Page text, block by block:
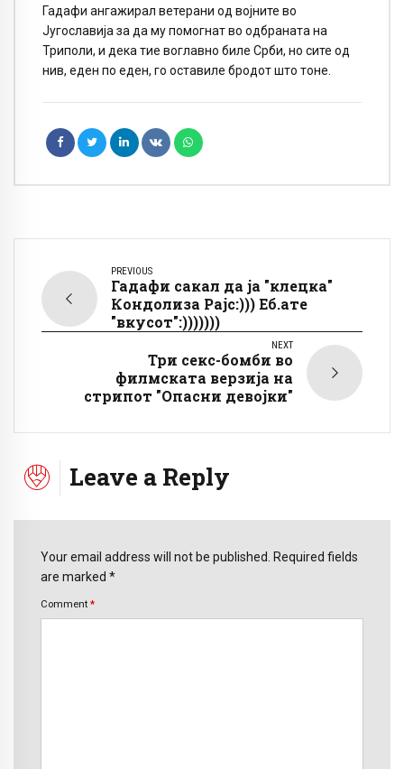
Гадафи ангажирал ветерани од војните во
Југославија за да му помогнат во одбраната на
Триполи, и дека тие воглавно биле Срби, но сите од
нив, еден по еден, го оставиле бродот што тоне.
PREVIOUS
Гадафи сакал да ја "клецка"
Кондолиза Рајс:))) Еб.ате
"вкусот":)))))))
NEXT
Три секс-бомби во
филмската верзија на
стрипот "Опасни девојки"
Leave a Reply
Your email address will not be published. Required fields
are marked *
Comment *